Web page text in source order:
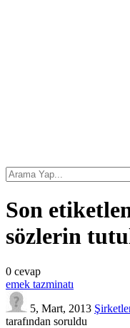
Son
sözlerin
0 cevap
emek tazminatı
5, Mart, 2013
tarafından soruldu